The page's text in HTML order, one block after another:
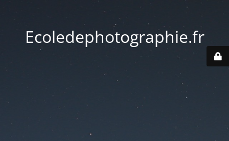
Ecoledephotographie.fr